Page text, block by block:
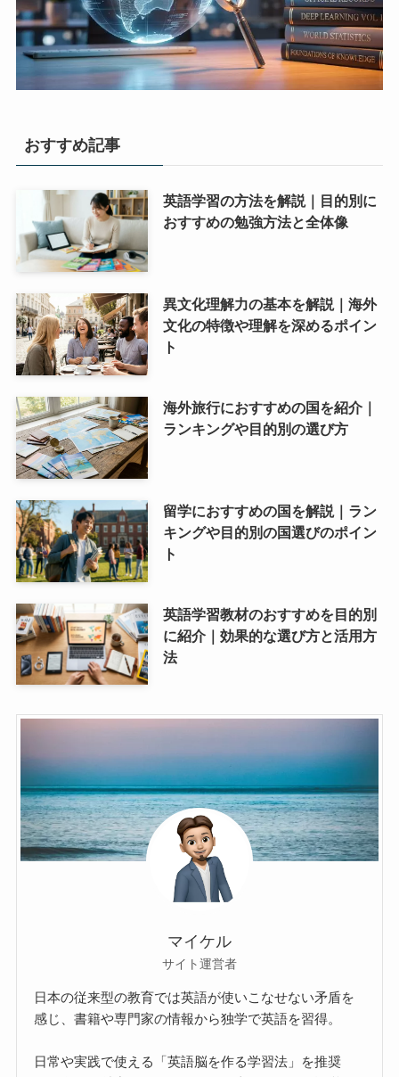
おすすめ記事
英語学習の方法を解説｜目的別に
おすすめの勉強方法と全体像
異文化理解力の基本を解説｜海外
文化の特徴や理解を深めるポイン
ト
海外旅行におすすめの国を紹介｜
ランキングや目的別の選び方
留学におすすめの国を解説｜ラン
キングや目的別の国選びのポイン
ト
英語学習教材のおすすめを目的別
に紹介｜効果的な選び方と活用方
法
マイケル
サイト運営者
日本の従来型の教育では英語が使いこなせない矛盾を
感じ、書籍や専門家の情報から独学で英語を習得。
日常や実践で使える「英語脳を作る学習法」を推奨